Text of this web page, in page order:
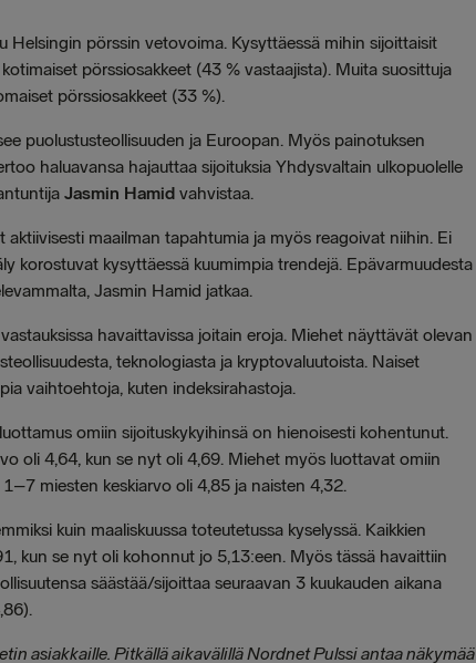
pörssin vetovoima. Kysyttäessä mihin sijoittaisit
pörssiosakkeet (43 % vastaajista). Muita suosittuja
pörssiosakkeet (33 %).
puolustusteollisuuden ja Euroopan. Myös painotuksen
haluavansa hajauttaa sijoituksia Yhdysvaltain ulkopuolelle
Jasmin Hamid vahvistaa.
maailman tapahtumia ja myös reagoivat niihin. Ei
korostuvat kysyttäessä kuumimpia trendejä. Epävarmuudesta
Jasmin Hamid jatkaa.
havaittavissa joitain eroja. Miehet näyttävät olevan
teknologiasta ja kryptovaluutoista. Naiset
vaihtoehtoja, kuten indeksirahastoja.
omiin sijoituskykyihinsä on hienoisesti kohentunut.
oli 4,64, kun se nyt oli 4,69. Miehet myös luottavat omiin
miesten keskiarvo oli 4,85 ja naisten 4,32.
kuin maaliskuussa toteutetussa kyselyssä. Kaikkien
kun se nyt oli kohonnut jo 5,13:een. Myös tässä havaittiin
säästää/sijoittaa seuraavan 3 kuukauden aikana
asiakkaille. Pitkällä aikavälillä Nordnet Pulssi antaa näkymää